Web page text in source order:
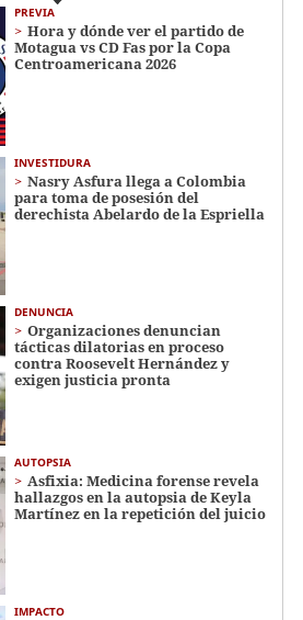
PREVIA
Hora y dónde ver el partido de
Motagua vs CD Fas por la Copa
Centroamericana 2026
INVESTIDURA
Nasry Asfura llega a Colombia
para toma de posesión del
derechista Abelardo de la Espriella
DENUNCIA
Organizaciones denuncian
tácticas dilatorias en proceso
contra Roosevelt Hernández y
exigen justicia pronta
AUTOPSIA
Asfixia: Medicina forense revela
hallazgos en la autopsia de Keyla
Martínez en la repetición del juicio
IMPACTO